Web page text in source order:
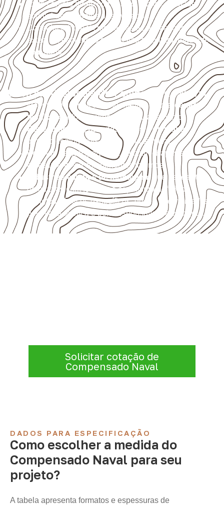
Evite contato direto com o solo, chuva, umidade
acumulada e apoios desnivelados.
Consulte a ficha técnica antes de aplicações
externas, estruturais ou sujeitas a contato frequente
com água.
Usos profissionais do Compensado Naval
Móveis, divisórias e componentes de
marcenaria
técnica
, conforme exposição e acabamento.
Revestimentos, paredes, pisos e divisórias,
quando compatíveis com a ficha técnica.
Projetos de transporte que utilizam chapas em
revestimentos e componentes internos.
Indústrias e linhas de montagem que necessitam
de chapas com formato e espessura definidos.
Projetos náuticos específicos, desde que validados
pela ficha técnica e pelo responsável pelo projeto.
Solicitar cotação de
Compensado Naval
DADOS PARA ESPECIFICAÇÃO
Como escolher a medida do
Compensado Naval para seu
projeto?
A tabela apresenta formatos e espessuras de